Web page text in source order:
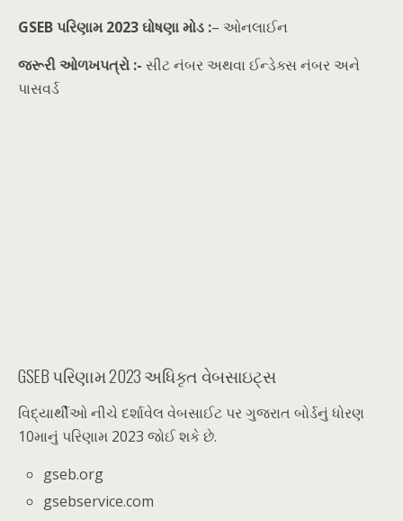
GSEB પરિણામ 2023 ઘોષણા મોડ :– ઓનલાઈન
જરૂરી ઓળખપત્રો :- સીટ નંબર અથવા ઈન્ડેક્સ નંબર અને
પાસવર્ડ
GSEB પરિણામ 2023 અધિકૃત વેબસાઇટ્સ
વિદ્યાર્થીઓ નીચે દર્શાવેલ વેબસાઈટ પર ગુજરાત બોર્ડનું ધોરણ
10માનું પરિણામ 2023 જોઈ શકે છે.
gseb.org
gsebservice.com